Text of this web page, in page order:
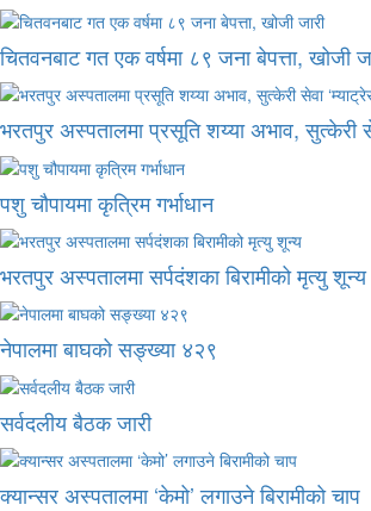
चितवनबाट गत एक वर्षमा ८९ जना बेपत्ता, खोजी
भरतपुर अस्पतालमा प्रसूति शय्या अभाव, सुत्केरी
पशु चौपायमा कृत्रिम गर्भाधान
भरतपुर अस्पतालमा सर्पदंशका बिरामीको मृत्यु शून्य
नेपालमा बाघको सङ्ख्या ४२९
सर्वदलीय बैठक जारी
क्यान्सर अस्पतालमा ‘केमो’ लगाउने बिरामीको चाप